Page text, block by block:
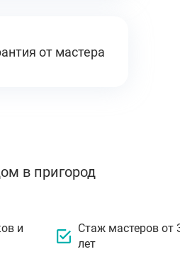
от мастера
в пригород
и
Стаж мастеров от
лет